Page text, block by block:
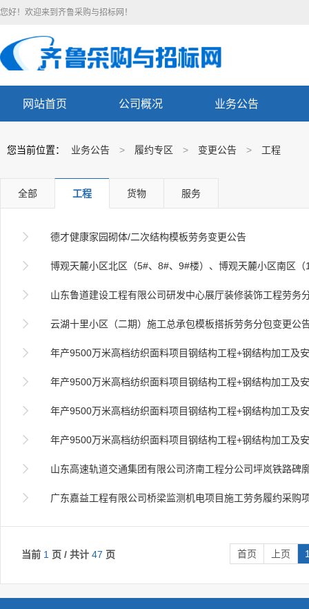
您好！欢迎来到齐鲁采购与招标网！
网站首页 公司概况 业务公告
您当前位置： 业务公告 > 履约专区 > 变更公告 > 工程
全部 工程 货物 服务
 德才健康家园砌体/二次结构模板劳务变更公告
 博观天麓小区北区（5#、8#、9#楼）、博观天麓小区南区（12#楼、13#楼、车库）工程安
 山东鲁道建设工程有限公司研发中心展厅装修装饰工程劳务分包项目（二次
 云湖十里小区（二期）施工总承包模板搭拆劳务分包变更公
 年产9500万米高档纺织面料项目钢结构工程+钢结构加工及安装劳
 年产9500万米高档纺织面料项目钢结构工程+钢结构加工及安装劳
 年产9500万米高档纺织面料项目钢结构工程+钢结构加工及安装劳
 年产9500万米高档纺织面料项目钢结构工程+钢结构加工及安装劳
 山东高速轨道交通集团有限公司济南工程分公司坪岚铁路碑廓站新建迁出线工程劳务
 广东嘉益工程有限公司桥梁监测机电项目施工劳务履约采购
当前 1 页 / 共计 47 页 首页 上页